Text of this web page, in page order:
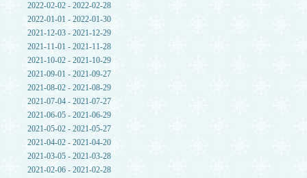
2022-02-02 - 2022-02-28
2022-01-01 - 2022-01-30
2021-12-03 - 2021-12-29
2021-11-01 - 2021-11-28
2021-10-02 - 2021-10-29
2021-09-01 - 2021-09-27
2021-08-02 - 2021-08-29
2021-07-04 - 2021-07-27
2021-06-05 - 2021-06-29
2021-05-02 - 2021-05-27
2021-04-02 - 2021-04-20
2021-03-05 - 2021-03-28
2021-02-06 - 2021-02-28